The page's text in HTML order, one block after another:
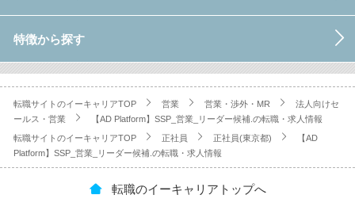
特徴から探す
転職サイトのイーキャリアTOP 営業 営業・渉外・MR
法人向けセ
ールス・営業
【AD Platform】SSP_営業_リーダー候補.の転職・求人情報
転職サイトのイーキャリアTOP 正社員 正社員(東京都)
【AD
Platform】SSP_営業_リーダー候補.の転職・求人情報
転職のイーキャリアトップへ